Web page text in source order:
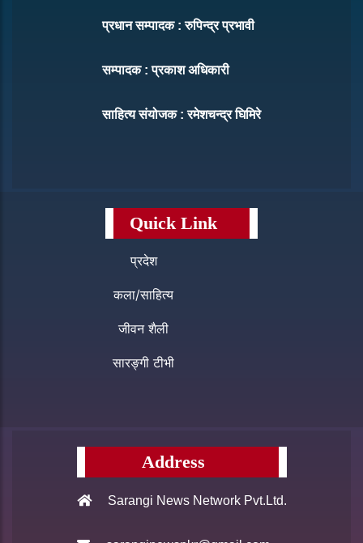
प्रधान सम्पादक : रुपिन्द्र प्रभावी
सम्पादक : प्रकाश अधिकारी
साहित्य संयोजक : रमेशचन्द्र घिमिरे
Quick Link
प्रदेश
कला/साहित्य
जीवन शैली
सारङ्गी टीभी
Address
Sarangi News Network Pvt.Ltd.